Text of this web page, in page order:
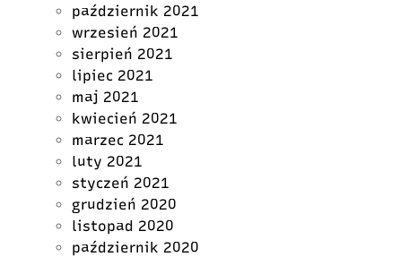
październik 2021
wrzesień 2021
sierpień 2021
lipiec 2021
maj 2021
kwiecień 2021
marzec 2021
luty 2021
styczeń 2021
grudzień 2020
listopad 2020
październik 2020